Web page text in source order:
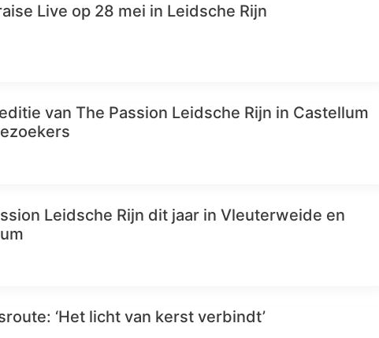
Live op 28 mei in Leidsche Rijn
van The Passion Leidsche Rijn in Castellum
Leidsche Rijn dit jaar in Vleuterweide en
‘Het licht van kerst verbindt’